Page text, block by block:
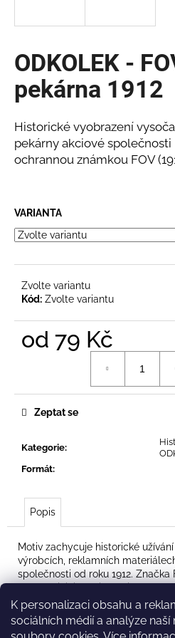
K personalizaci obsahu a
sociálních médií a analýze
ODKOLEK -
pekárna 1912
Historické vyobrazení
pekárny akciové společnosti
ochrannou známkou FOV
VARIANTA
Zvolte variantu
Kód: Zvolte variantu
od 79 Kč
Kategorie:
Formát:
Zeptat se
Popis
Motiv zachycuje historické
výrobcích, reklamních
společnosti od roku 1912. Značka
kolem a iniciálami František
ochrannou známkou společnosti
jejím nejvýraznějším symbolům
firemní prezentací – od obalů
í
t
?
HLEDAT